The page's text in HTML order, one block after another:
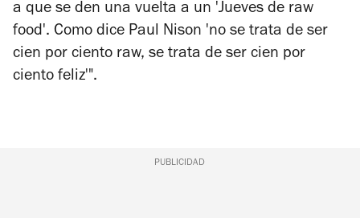
a que se den una vuelta a un 'Jueves de raw
food'. Como dice Paul Nison 'no se trata de ser
cien por ciento raw, se trata de ser cien por
ciento feliz'".
PUBLICIDAD